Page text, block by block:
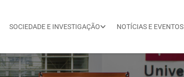
SOCIEDADE E INVESTIGAÇÃO NOTÍCIAS E EVENTOS